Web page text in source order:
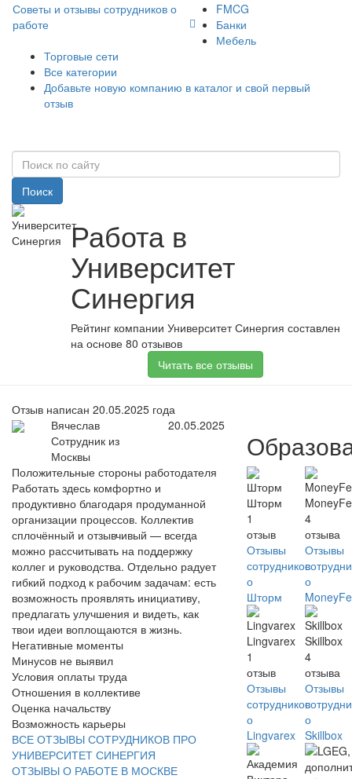
Советы и отзывы сотрудников о
работе
FMCG
Банки
Мебель
Торговые сети
Все категории
Добавьте новую компанию в каталог и свой первый
отзыв
Поиск
Работа в
Университет
Синергия
Рейтинг компании Университет Синергия составлен
на основе 80 отзывов
Читать все отзывы
Отзыв написан 20.05.2025 года
Вячеслав
Сотрудник из
Москвы
20.05.2025
Положительные стороны работодателя
Работать здесь комфортно и
продуктивно благодаря продуманной
организации процессов. Коллектив
сплочённый и отзывчивый — всегда
можно рассчитывать на поддержку
коллег и руководства. Отдельно радует
гибкий подход к рабочим задачам: есть
возможность проявлять инициативу,
предлагать улучшения и видеть, как
твои идеи воплощаются в жизнь.
Негативные моменты
Минусов не выявил
Условия оплаты труда
Отношения в коллективе
Оценка начальству
Возможность карьеры
ВСЕ ОТЗЫВЫ СОТРУДНИКОВ ПРО
УНИВЕРСИТЕТ СИНЕРГИЯ
ОТЗЫВЫ О РАБОТЕ В МОСКВЕ
Шторм
1
отзыв
Отзывы
сотрудников
о
Шторм
4
отзыва
Отзывы
о
Lingvarex
1
отзыв
Отзывы
сотрудников
о
Lingvarex
Skillbox
4
отзыва
Отзывы
о
Skillbox